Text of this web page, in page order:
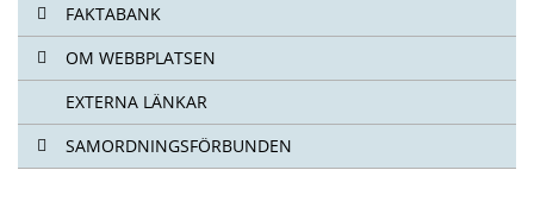
FAKTABANK
OM WEBBPLATSEN
EXTERNA LÄNKAR
SAMORDNINGSFÖRBUNDEN